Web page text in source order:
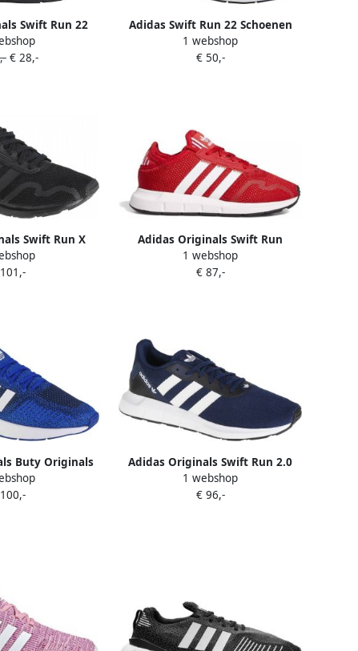
Swift Run 22
Grey Five Cloud
Kind
€ 28,-
Adidas Swift Run 22 Schoenen
Core Black Cloud White Grey Five
1 webshop
€ 50,-
Swift Run X
Core Black Core
Adidas Originals Swift Run
sneakers rood zwart wit
1 webshop
€ 87,-
Buty Originals
Blauw Heren
Adidas Originals Swift Run 2.0
Sneakers Blue White
1 webshop
€ 96,-